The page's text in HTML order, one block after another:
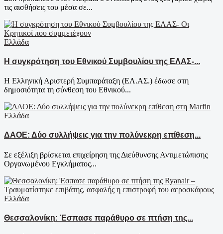
τις αισθήσεις του μέσα σε...
Ελλάδα
Η συγκρότηση του Εθνικού Συμβουλίου της ΕΛΑΣ-...
Η Ελληνική Αριστερή Συμπαράταξη (ΕΛ.ΑΣ.) έδωσε στη
δημοσιότητα τη σύνθεση του Εθνικού...
Ελλάδα
ΔΑΟΕ: Δύο συλλήψεις για την πολύνεκρη επίθεση...
Σε εξέλιξη βρίσκεται επιχείρηση της Διεύθυνσης Αντιμετώπισης
Οργανωμένου Εγκλήματος...
Ελλάδα
Θεσσαλονίκη: Έσπασε παράθυρο σε πτήση της...